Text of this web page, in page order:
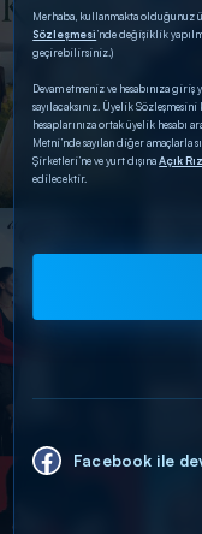
Merhaba, kullanmakta olduğunuz
Sözleşmesi’nde değişiklik
geçirebilirsiniz.)
Devam etmeniz ve hesabınıza
sayılacaksınız. Üyelik
hesaplarınıza ortak üyelik hesabı
Metni’nde sayılan diğer amaçlarla
Şirketleri’ne ve yurt dışınaAçık
edilecektir.
Facebook ile